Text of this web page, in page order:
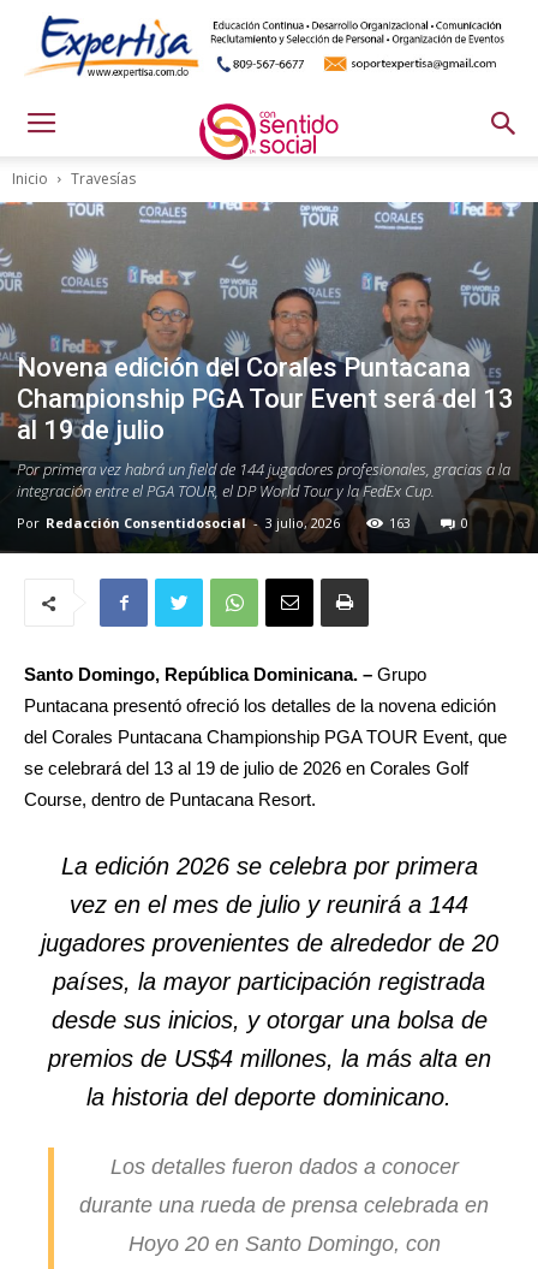
Inicio Travesías
Novena edición del Corales Puntacana
Championship PGA Tour Event será del 13
al 19 de julio
Por primera vez habrá un field de 144 jugadores profesionales, gracias a la
integración entre el PGA TOUR, el DP World Tour y la FedEx Cup.
Por Redacción Consentidosocial - 3 julio, 2026 163 0
Santo Domingo, República Dominicana. – Grupo
Puntacana presentó ofreció los detalles de la novena edición
del Corales Puntacana Championship PGA TOUR Event, que
se celebrará del 13 al 19 de julio de 2026 en Corales Golf
Course, dentro de Puntacana Resort.
La edición 2026 se celebra por primera
vez en el mes de julio y reunirá a 144
jugadores provenientes de alrededor de 20
países, la mayor participación registrada
desde sus inicios, y otorgar una bolsa de
premios de US$4 millones, la más alta en
la historia del deporte dominicano.
Los detalles fueron dados a conocer
durante una rueda de prensa celebrada en
Hoyo 20 en Santo Domingo, con